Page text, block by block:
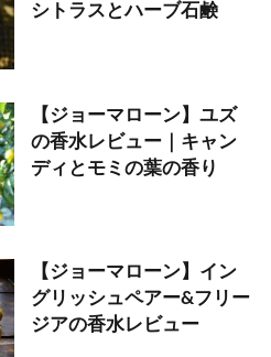
シトラスとハーブ石鹸
【ジョーマローン】ユズ
の香水レビュー｜キャン
ディとモミの葉の香り
【ジョーマローン】イン
グリッシュペアー&フリー
ジアの香水レビュー